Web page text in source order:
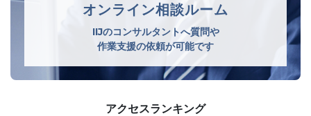
オンライン相談ルーム
IIJのコンサルタントへ質問や
作業支援の依頼が可能です
アクセスランキング